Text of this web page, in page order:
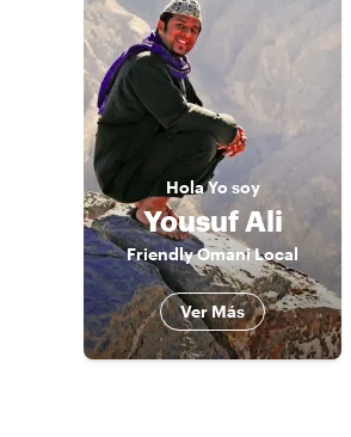
HolaYo soy
Yousuf Ali
Friendly Omani Local
Ver Más